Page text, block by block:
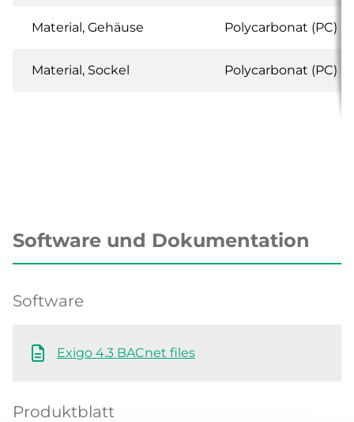
Material, Gehäuse Polycarbonat (PC)
Material, Sockel Polycarbonat (PC)
Software und Dokumentation
Software
Exigo 4.3 BACnet files
Produktblatt